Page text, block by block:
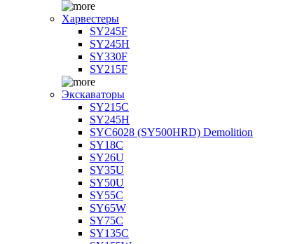
Харвестеры
SY245F
SY245H
SY330F
SY215F
Экскаваторы
SY215C
SY245H
SYC6028 (SY500HRD) Demolition
SY18C
SY26U
SY35U
SY50U
SY55C
SY65W
SY75C
SY135C